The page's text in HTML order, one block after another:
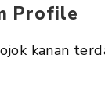
Profile
kanan